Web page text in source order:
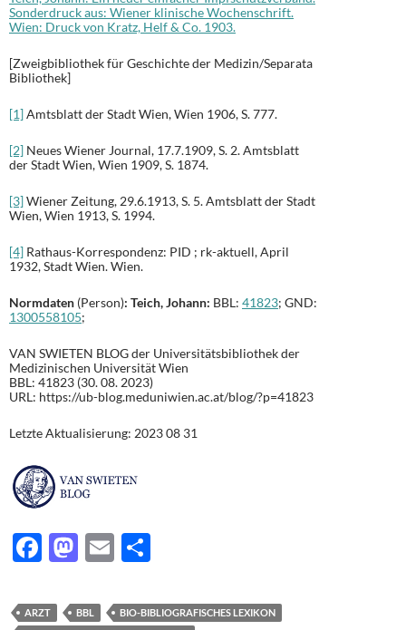
Sonderdruck aus: Wiener klinische Wochenschrift.
Wien: Druck von Kratz, Helf & Co. 1903.
[Zweigbibliothek für Geschichte der Medizin/Separata
Bibliothek]
[1]Amtsblatt der Stadt Wien, Wien 1906, S. 777.
[2] Neues Wiener Journal, 17.7.1909, S. 2. Amtsblatt
der Stadt Wien, Wien 1909, S. 1874.
[3]Wiener Zeitung, 29.6.1913, S. 5. Amtsblatt der Stadt
Wien, Wien 1913, S. 1994.
[4] Rathaus-Korrespondenz: PID ; rk-aktuell, April
1932, Stadt Wien. Wien.
Normdaten (Person): Teich, Johann: BBL: 41823; GND:
1300558105;
VAN SWIETEN BLOG der Universitätsbibliothek der
Medizinischen Universität Wien
BBL: 41823 (30. 08. 2023)
URL: https://ub-blog.meduniwien.ac.at/blog/?p=41823
Letzte Aktualisierung: 2023 08 31
F
e
M
to
E
ail le
ARZT BBL
BIO-BIBLIOGRAFISCHES LEXIKON